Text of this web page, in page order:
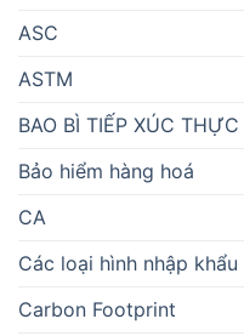
ASC
ASTM
BAO BÌ TIẾP XÚC
Bảo hiểm hàng hoá
CA
Các loại hình nhập khẩu
Carbon Footprint